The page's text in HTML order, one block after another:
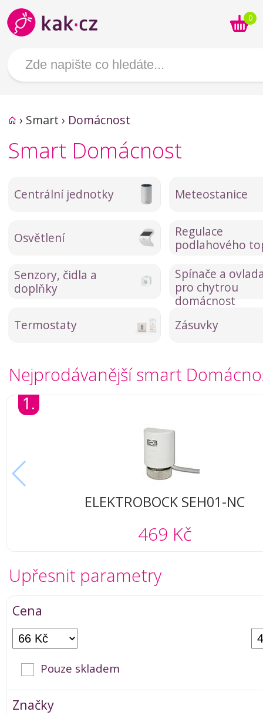
0
› Smart › Domácnost
Smart Domácnost
Centrální jednotky Meteostanice
Osvětlení
Regulace
podlahového
Senzory, čidla a
doplňky
Spínače a
pro chytrou
domácnost
Termostaty
Zásuvky
Nejprodávanější smart
1.
ELEKTROBOCK SEH01-NC
469 Kč
Upřesnit parametry
Cena
Pouze skladem
Značky